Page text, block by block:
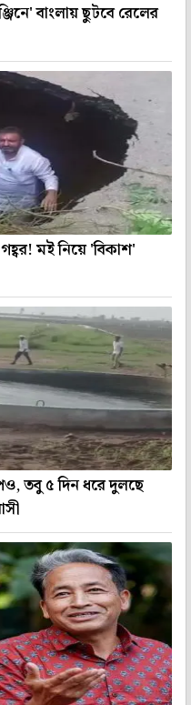
বাংলায় ছুটবে রেলের
গহ্বর! মই নিয়ে 'বিকাশ'
তবু ৫ দিন ধরে দুলছে